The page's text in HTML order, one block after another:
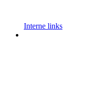
Interne links